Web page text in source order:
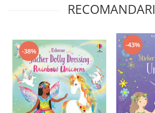
RECOMANDARI
-38%
-43%